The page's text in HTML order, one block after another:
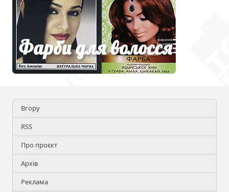
Вгору
RSS
Про проєкт
Архів
Реклама